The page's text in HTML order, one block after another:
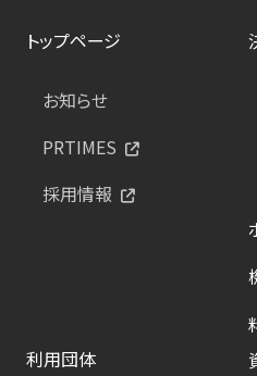
トップページ
お知らせ
PRTIMES
採用情報
利用団体